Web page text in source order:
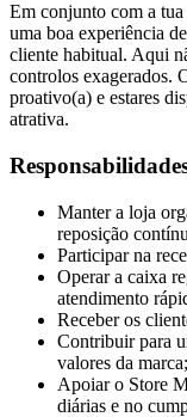
Em conjunto com a
uma boa experiência
cliente habitual. Aqui
controlos exagerados.
proativo(a) e estares
atrativa.
Manter a loja
reposição
Participar na
Operar a caixa
atendimento
Receber os
Contribuir para
valores da marca;
Apoiar o Store
diárias e no